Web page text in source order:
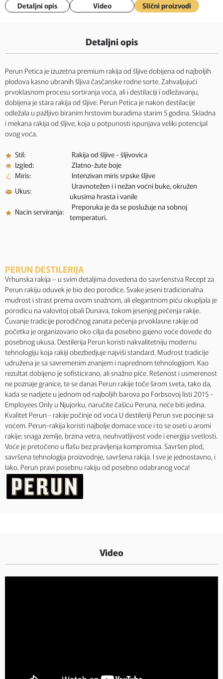
Detaljni opis Video Slični proizvodi
Detaljni opis
Perun Petica je izuzetna premium rakija od šljive dobijena od najboljih
plodova kasno ubranih šljiva časčanske rodne sorte. Zahvaljujući
prvoklasnom procesu sortiranja voća, ali i destilaciji i odležavanju,
dobijena je stara rakija od šljive. Perun Petica je nakon destilacije
odležala u pažljivo biranim hrstovim buradima starim 5 godina. Skladna
i mekana rakija od šljive, koja u potpunosti ispunjava veliki potencijal
ovog voća.
Stil:
Rakija od šljive - šljivovica
Izgled:
Zlatno-žute boje
Miris:
Intenzivan miris srpske šljive
Ukus:
Uravnotežen i i nežan voćni buke, okružen
ukusima hrasta i vanile
Nacin serviranja:
Preporuka je da se poslužuje na sobnoj
temperaturi.
PERUN DESTILERIJA
Vrhunska rakija – u svim detaljima dovedena do savršenstva Recept za
Perun rakiju oduvek je bio deo porodice. Svake jeseni tradicionalna
mudrost i strast prema ovom snažnom, ali elegantnom piću okupljala je
porodicu na valovitoj obali Dunava, tokom jesenjeg pečenja rakije.
Čuvanje tradicije porodičnog zanata pečenja prvoklasne rakije od
početka je organizovano oko cilja da posebno gajeno voće dovede do
posebnog ukusa. Destilerija Perun koristi nakvalitetniju modernu
tehnologiju koja rakiji obezbedjuje najviši standard. Mudrost tradicije
udružena je sa savremenim znanjem i naprednom tehnologijom. Kao
rezultat dobijeno je sofisticirano, ali snažno piće. Rešenost i usmerenost
ne poznaje granice, te se danas Perun rakije toče širom sveta, tako da,
kada se nadjete u jednom od najboljih barova po Forbsovoj listi 2015 -
Employees Only u Njujorku, naručite čašicu Peruna, neće biti jedina.
Kvalitet Perun - rakije počinje od voća U destileriji Perun sve pocinje sa
voćem. Perun-rakija koristi najbolje domace voce i to se oseti u aromi
rakije: snaga zemlje, brzina vetra, neuhvatljivost vode i energija svetlosti.
Voće je pretočeno u flašu bez pravljenja kompromisa. Savršen plod,
savršena tehnologija proizvodnje, savršena rakija. I sve je jednostavno, i
lako. Perun pravi posebnu rakiju od posebno odabranog voća!
Video